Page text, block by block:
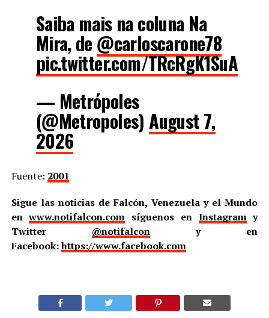
Saiba mais na coluna Na
Mira, de @carloscarone78
pic.twitter.com/TRcRgK1SuA
— Metrópoles
(@Metropoles)August 7,
2026
Fuente: 2001
Sigue las noticias de Falcón, Venezuela y el Mundo
enwww.notifalcon.com síguenos en Instagramy
Twitter @notifalcony en
Facebook:https://www.facebook.com